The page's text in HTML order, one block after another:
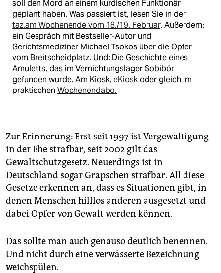
soll den Mord an einem kurdischen Funktionär
geplant haben. Was passiert ist, lesen Sie in der
taz.am Wochenende vom 18./19. Februar. Außerdem:
ein Gespräch mit Bestseller-Autor und
Gerichtsmediziner Michael Tsokos über die Opfer
vom Breitscheidplatz. Und: Die Geschichte eines
Amuletts, das im Vernichtungslager Sobibór
gefunden wurde. Am Kiosk, eKioskoder gleich im
praktischen Wochenendabo.
Zur Erinnerung: Erst seit 1997 ist Vergewaltigung
in der Ehe strafbar, seit 2002 gilt das
Gewaltschutzgesetz. Neuerdings ist in
Deutschland sogar Grapschen strafbar. All diese
Gesetze erkennen an, dass es Situationen gibt, in
denen Menschen hilflos anderen ausgesetzt und
dabei Opfer von Gewalt werden können.
Das sollte man auch genauso deutlich benennen.
Und nicht durch eine verwässerte Bezeichnung
weichspülen.